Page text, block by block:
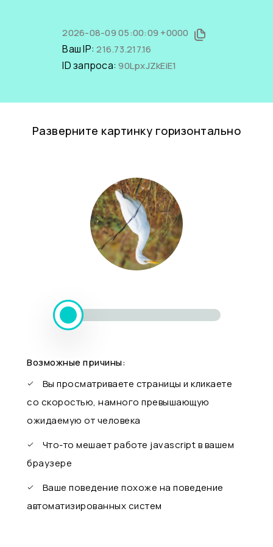
2026-08-09 05:00:09 +0000
Ваш IP:216.73.217.16
ID запроса:90LpxJZkEiE1
Разверните картинку горизонтально
Возможные причины:
Вы просматриваете страницы и кликаете
со скоростью, намного превышающую
ожидаемую от человека
Что-то мешает работе javascript в вашем
браузере
Ваше поведение похоже на поведение
автоматизированных систем